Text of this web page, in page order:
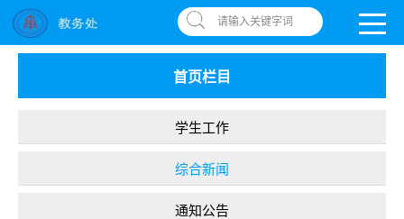
南昌应用技术师范学院，助你圆梦! OA系统| 书记信箱 违反师德举报信箱
请输入关键字词
首页栏目
学生工作
综合新闻
通知公告